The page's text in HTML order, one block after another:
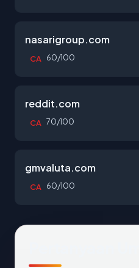
nasarigroup.com
CA 60/100
reddit.com
CA 70/100
gmvaluta.com
CA 60/100